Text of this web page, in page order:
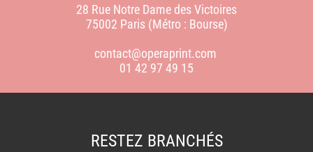
28 Rue Notre Dame des Victoires
75002 Paris (Métro : Bourse)
contact@operaprint.com
01 42 97 49 15
RESTEZ BRANCHÉS